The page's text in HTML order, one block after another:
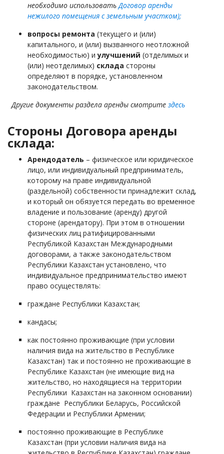
необходимо использоватьДоговор аренды
нежилого помещения с земельным участком);
вопросы ремонта (текущего и (или)
капитального, и (или) вызванного неотложной
необходимостью) и улучшений (отделимых и
(или) неотделимых) склада стороны
определяют в порядке, установленном
законодательством.
Другие документы раздела аренды смотрите здесь
Стороны Договора аренды
склада:
Арендодатель – физическое или юридическое
лицо, или индивидуальный предприниматель,
которому на праве индивидуальной
(раздельной) собственности принадлежит склад,
и который он обязуется передать во временное
владение и пользование (аренду) другой
стороне (арендатору). При этом в отношении
физических лиц ратифицированными
Республикой Казахстан Международными
договорами, а также законодательством
Республики Казахстан установлено, что
индивидуальное предпринимательство имеют
право осуществлять:
граждане Республики Казахстан;
кандасы;
как постоянно проживающие (при условии
наличия вида на жительство в Республике
Казахстан) так и постоянно не проживающие в
Республике Казахстан (не имеющие вид на
жительство, но находящиеся на территории
Республики Казахстан на законном основании)
граждане Республики Беларусь, Российской
Федерации и Республики Армении;
постоянно проживающие в Республике
Казахстан (при условии наличия вида на